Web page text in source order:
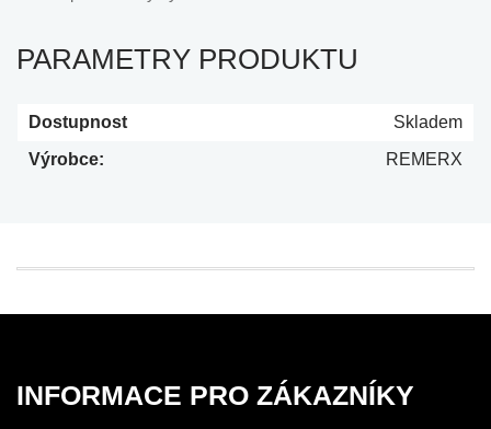
PARAMETRY PRODUKTU
Dostupnost
Skladem
Výrobce:
REMERX
INFORMACE PRO ZÁKAZNÍKY